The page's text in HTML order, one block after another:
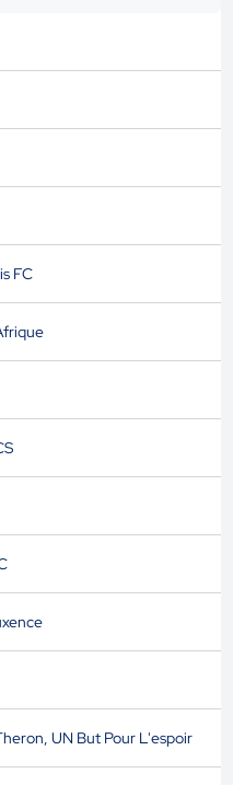
FC
UN But Pour L'espoir